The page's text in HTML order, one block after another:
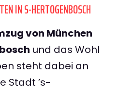
IN S-HERTOGENBOSCH
von München
und das Wohl
steht dabei an
Stadt ’s-